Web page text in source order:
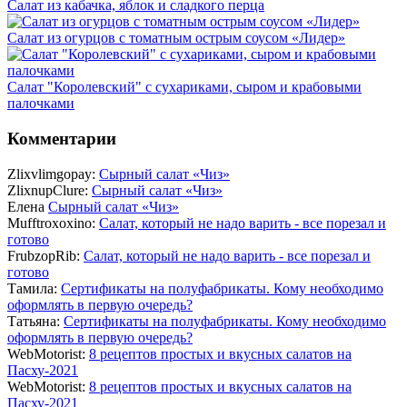
Салат из кабачка, яблок и сладкого перца
Салат из огурцов с томатным острым соусом «Лидер»
Салат "Королевский" с сухариками, сыром и крабовыми
палочками
Комментарии
Zlixvlimgopay: Сырный салат «Чиз»
ZlixnupClure: Сырный салат «Чиз»
Елена Сырный салат «Чиз»
Mufftroxoxino: Салат, который не надо варить - все порезал и
готово
FrubzopRib: Салат, который не надо варить - все порезал и
готово
Тамила: Сертификаты на полуфабрикаты. Кому необходимо
оформлять в первую очередь?
Татьяна: Сертификаты на полуфабрикаты. Кому необходимо
оформлять в первую очередь?
WebMotorist: 8 рецептов простых и вкусных салатов на
Пасху-2021
WebMotorist: 8 рецептов простых и вкусных салатов на
Пасху-2021